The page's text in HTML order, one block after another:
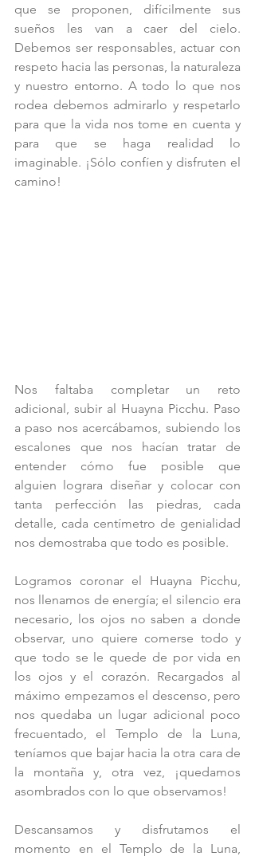
que se proponen, difícilmente sus
sueños les van a caer del cielo.
Debemos ser responsables, actuar con
respeto hacia las personas, la naturaleza
y nuestro entorno. A todo lo que nos
rodea debemos admirarlo y respetarlo
para que la vida nos tome en cuenta y
para que se haga realidad lo
imaginable. ¡Sólo confíen y disfruten el
camino!
Nos faltaba completar un reto
adicional, subir al Huayna Picchu. Paso
a paso nos acercábamos, subiendo los
escalones que nos hacían tratar de
entender cómo fue posible que
alguien lograra diseñar y colocar con
tanta perfección las piedras, cada
detalle, cada centímetro de genialidad
nos demostraba que todo es posible.
Logramos coronar el Huayna Picchu,
nos llenamos de energía; el silencio era
necesario, los ojos no saben a donde
observar, uno quiere comerse todo y
que todo se le quede de por vida en
los ojos y el corazón. Recargados al
máximo empezamos el descenso, pero
nos quedaba un lugar adicional poco
frecuentado, el Templo de la Luna,
teníamos que bajar hacia la otra cara de
la montaña y, otra vez, ¡quedamos
asombrados con lo que observamos!
Descansamos y disfrutamos el
momento en el Templo de la Luna,